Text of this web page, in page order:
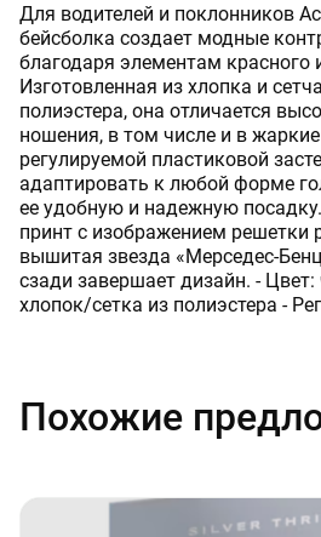
Для водителей и поклонников
бейсболка создает модные
благодаря элементам красного
Изготовленная из хлопка и
полиэстера, она отличается
ношения, в том числе и в
регулируемой пластиковой
адаптировать к любой форме
ее удобную и надежную
принт с изображением решетки
вышитая звезда «Мерседес-
сзади завершает дизайн. -
хлопок/сетка из полиэстера -
Похожие